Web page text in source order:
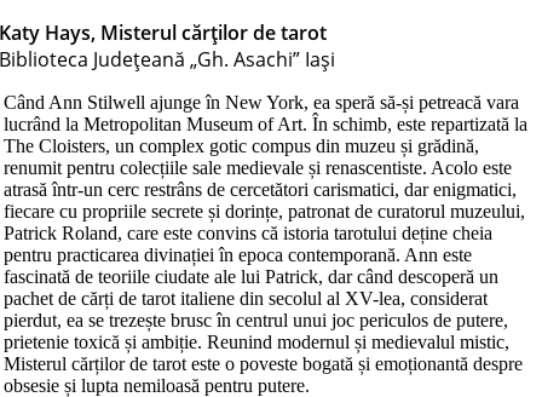
Katy Hays, Misterul cărților de tarot
Biblioteca Judeţeană „Gh. Asachi” Iaşi
Când Ann Stilwell ajunge în New York, ea speră să-și petreacă vara
lucrând la Metropolitan Museum of Art. În schimb, este repartizată la
The Cloisters, un complex gotic compus din muzeu și grădină,
renumit pentru colecțiile sale medievale și renascentiste. Acolo este
atrasă într-un cerc restrâns de cercetători carismatici, dar enigmatici,
fiecare cu propriile secrete și dorințe, patronat de curatorul muzeului,
Patrick Roland, care este convins că istoria tarotului deține cheia
pentru practicarea divinației în epoca contemporană. Ann este
fascinată de teoriile ciudate ale lui Patrick, dar când descoperă un
pachet de cărți de tarot italiene din secolul al XV-lea, considerat
pierdut, ea se trezește brusc în centrul unui joc periculos de putere,
prietenie toxică și ambiție. Reunind modernul și medievalul mistic,
Misterul cărților de tarot este o poveste bogată și emoționantă despre
obsesie și lupta nemiloasă pentru putere.